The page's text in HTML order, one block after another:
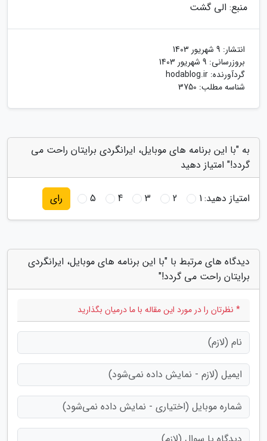
منبع: الی گشت
انتشار: 9 شهریور 1403
بروزرسانی: 9 شهریور 1403
گردآورنده: hodablog.ir
شناسه مطلب: 3750
به "با این برنامه های موبایل، ایرانگردی برایتان راحت می
گردد!" امتیاز دهید
امتیاز دهید:1
2
3
4
5 رای
دیدگاه های مرتبط با "با این برنامه های موبایل، ایرانگردی
برایتان راحت می گردد!"
* نظرتان را در مورد این مقاله با ما درمیان بگذارید